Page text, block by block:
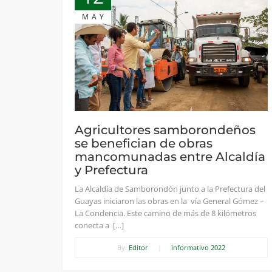
MAY
Agricultores samborondeños
se benefician de obras
mancomunadas entre Alcaldía
y Prefectura
La Alcaldía de Samborondón junto a la Prefectura del
Guayas iniciaron las obras en la vía General Gómez –
La Condencia. Este camino de más de 8 kilómetros
conecta a […]
By: Editor informativo 2022